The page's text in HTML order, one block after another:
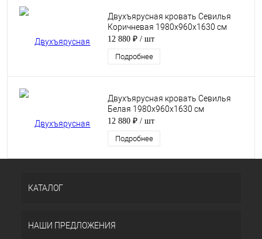
Двухъярусная кровать Севилья
Коричневая 1980х960х1630 см
12 880 ₽ / шт
Подробнее
Двухъярусная кровать Севилья
Белая 1980х960х1630 см
12 880 ₽ / шт
Подробнее
КАТАЛОГ
НАШИ ПРЕДЛОЖЕНИЯ